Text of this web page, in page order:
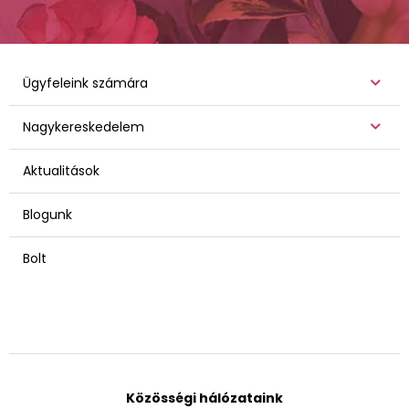
Ügyfeleink számára
Nagykereskedelem
Aktualitások
Blogunk
Bolt
Közösségi hálózataink